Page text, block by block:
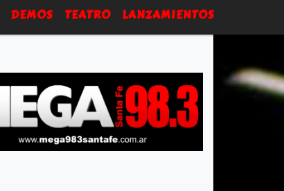
DEMOS TEATRO LANZAMIENTOS